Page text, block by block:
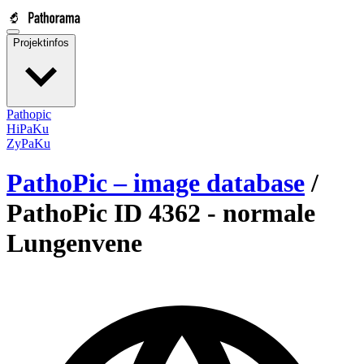
Projektinfos
Pathopic
HiPaKu
ZyPaKu
PathoPic – image database /
PathoPic ID 4362 - normale
Lungenvene